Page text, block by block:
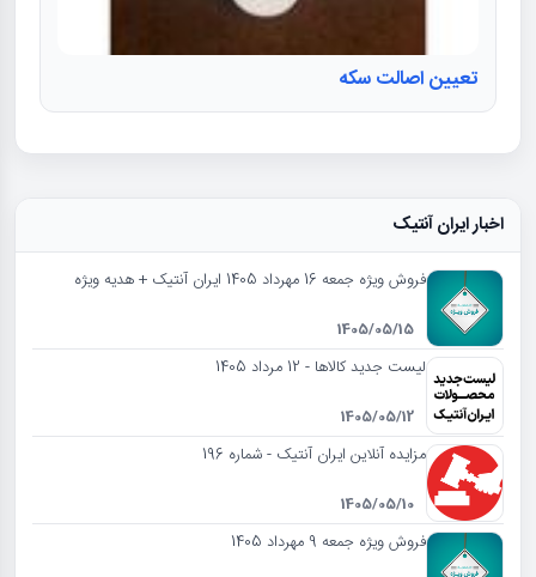
تعیین اصالت سکه
اخبار ایران آنتیک
فروش ویژه جمعه 16 مهرداد 1405 ایران آنتیک + هدیه ویژه
1405/05/15
لیست جدید کالاها - 12 مرداد 1405
1405/05/12
مزایده آنلاین ایران آنتیک - شماره 196
1405/05/10
فروش ویژه جمعه 9 مهرداد 1405